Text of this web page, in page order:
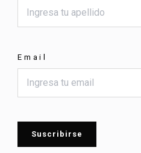
Email
Suscribirse